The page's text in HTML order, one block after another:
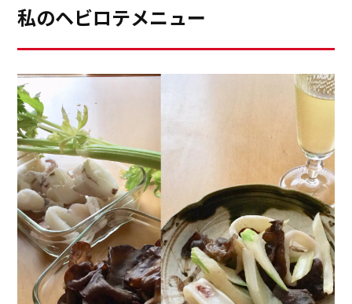
今年6月、「最上級のおもてなし」という電子書籍を出
させていただきました。おもてなしされる側にも、知識
やマナーを知っておくことが必要です。日本建築、料
亭、ホテル、レストラン、アフタヌーンティーなど、ど
こでもスマホで読むことができます。 ご興味がありまし
たら ぜひ、ご覧になって下さい。
いな、オシャレで機能的なキッチンだと、美しく保ちた
と言ってもテーブルコーディネーターですから、食器な
どの仕事に関するものは山ほどあります。テーブルクロ
スは、何十枚。ナプキンに関しては何百枚。キャンドル
スタンド、ティーポット、デキャンターなども十数個づ
私のヘビロテメニュー